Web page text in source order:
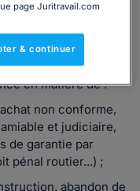
avec honneur que je
en matière de :
non conforme,
et judiciaire,
de garantie par
pénal routier...) ;
abandon de
page Juritravail.com
& continuer